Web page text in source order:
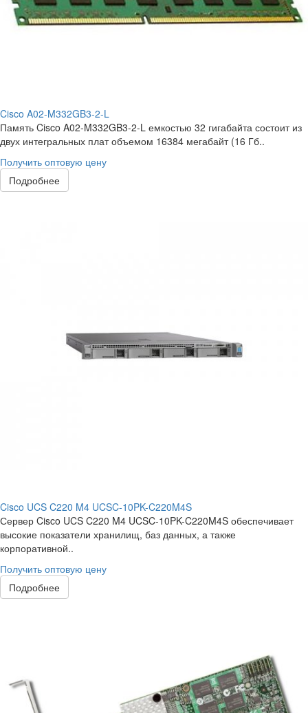
Cisco A02-M332GB3-2-L
Память Cisco A02-M332GB3-2-L емкостью 32 гигабайта состоит из
двух интегральных плат объемом 16384 мегабайт (16 Гб..
Получить оптовую цену
Подробнее
Cisco UCS C220 M4 UCSC-10PK-C220M4S
Сервер Cisco UCS C220 M4 UCSC-10PK-C220M4S обеспечивает
высокие показатели хранилищ, баз данных, а также
корпоративной..
Получить оптовую цену
Подробнее